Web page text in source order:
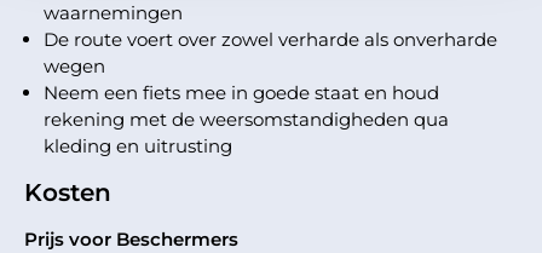
waarnemingen
De route voert over zowel verharde als onverharde
wegen
Neem een fiets mee in goede staat en houd
rekening met de weersomstandigheden qua
kleding en uitrusting
Kosten
Prijs voor Beschermers